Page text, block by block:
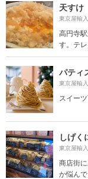
天すけ
東京屋輸
高円寺
す。テ
パティ
東京屋輸
スイー
しげく
東京屋輸
商店街
か悩ん